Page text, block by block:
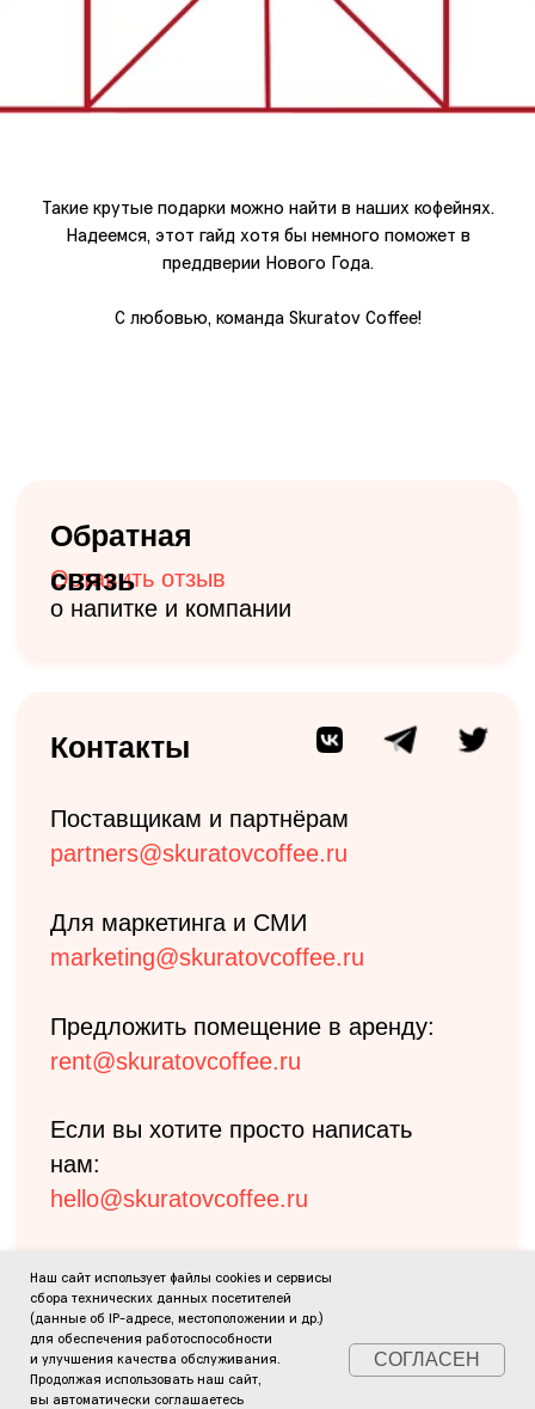
Такие крутые подарки можно найти в наших кофейнях.
Надеемся, этот гайд хотя бы немного поможет в
преддверии Нового Года.
С любовью, команда Skuratov Coffee!
Наш сайт использует файлы cookies и сервисы
сбора технических данных посетителей
(данные об IP-адресе, местоположении и др.)
для обеспечения работоспособности
и улучшения качества обслуживания.
Продолжая использовать наш сайт,
вы автоматически соглашаетесь
СОГЛАСЕН